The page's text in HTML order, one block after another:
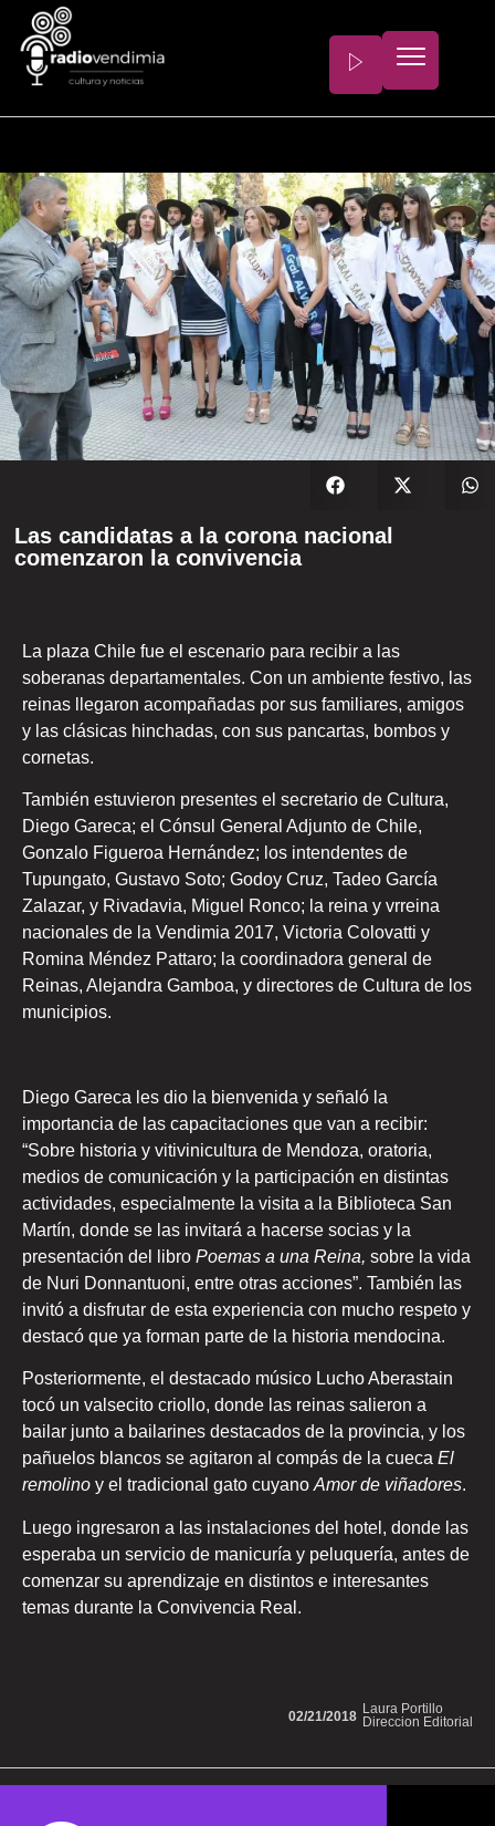
Las candidatas a la corona nacional
comenzaron la convivencia
La plaza Chile fue el escenario para recibir a las
soberanas departamentales. Con un ambiente festivo, las
reinas llegaron acompañadas por sus familiares, amigos
y las clásicas hinchadas, con sus pancartas, bombos y
cornetas.
También estuvieron presentes el secretario de Cultura,
Diego Gareca; el Cónsul General Adjunto de Chile,
Gonzalo Figueroa Hernández; los intendentes de
Tupungato, Gustavo Soto; Godoy Cruz, Tadeo García
Zalazar, y Rivadavia, Miguel Ronco; la reina y vrreina
nacionales de la Vendimia 2017, Victoria Colovatti y
Romina Méndez Pattaro; la coordinadora general de
Reinas, Alejandra Gamboa, y directores de Cultura de los
municipios.
Diego Gareca les dio la bienvenida y señaló la
importancia de las capacitaciones que van a recibir:
“Sobre historia y vitivinicultura de Mendoza, oratoria,
medios de comunicación y la participación en distintas
actividades, especialmente la visita a la Biblioteca San
Martín, donde se las invitará a hacerse socias y la
presentación del libro Poemas a una Reina, sobre la vida
de Nuri Donnantuoni, entre otras acciones”. También las
invitó a disfrutar de esta experiencia con mucho respeto y
destacó que ya forman parte de la historia mendocina.
Posteriormente, el destacado músico Lucho Aberastain
tocó un valsecito criollo, donde las reinas salieron a
bailar junto a bailarines destacados de la provincia, y los
pañuelos blancos se agitaron al compás de la cueca El
remolino y el tradicional gato cuyanoAmor de viñadores.
Luego ingresaron a las instalaciones del hotel, donde las
esperaba un servicio de manicuría y peluquería, antes de
comenzar su aprendizaje en distintos e interesantes
temas durante la Convivencia Real.
Laura Portillo
Direccion Editorial
02/21/2018